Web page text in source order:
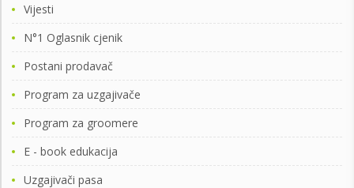
Vijesti
N°1 Oglasnik cjenik
Postani prodavač
Program za uzgajivače
Program za groomere
E - book edukacija
Uzgajivači pasa